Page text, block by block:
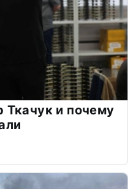
Ткачук и почему